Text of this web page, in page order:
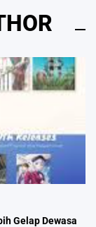
Gelap Dewasa